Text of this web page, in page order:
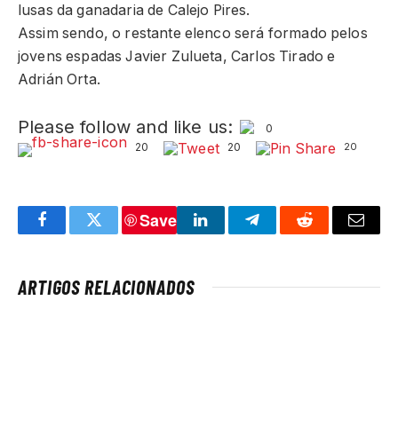
lusas da ganadaria de Calejo Pires.
Assim sendo, o restante elenco será formado pelos
jovens espadas Javier Zulueta, Carlos Tirado e
Adrián Orta.
Please follow and like us:
0
20
20 20
FacebookTwitter
Save
LinkedInTelegramReddit Email
ARTIGOS RELACIONADOS